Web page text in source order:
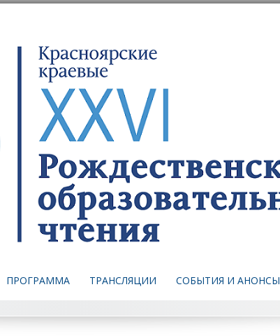
ПРОГРАММА ТРАНСЛЯЦИИ СОБЫТИЯ И АНОНСЫ